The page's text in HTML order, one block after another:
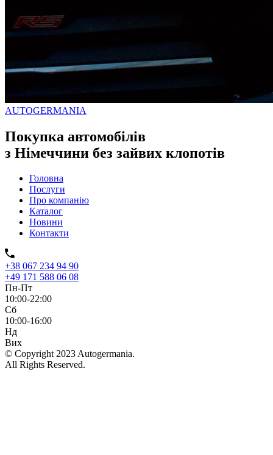
AUTOGERMANIA
Покупка автомобілів
з Німеччини без зайвих клопотів
Головна
Послуги
Про компанію
Каталог
Новини
Контакти
+38 067 234 94 90
+49 171 588 06 08
Пн-Пт
10:00-22:00
Сб
10:00-16:00
Нд
Вих
© Copyright 2023 Autogermania.
All Rights Reserved.